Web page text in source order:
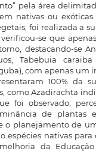
pela área
nativas ou
foi realizada a
se que
destacando-se
Tabebuia
com apenas um
100% da
como Azadirachta
foi observado,
de plantas
o planejamento de
espécies nativas
da